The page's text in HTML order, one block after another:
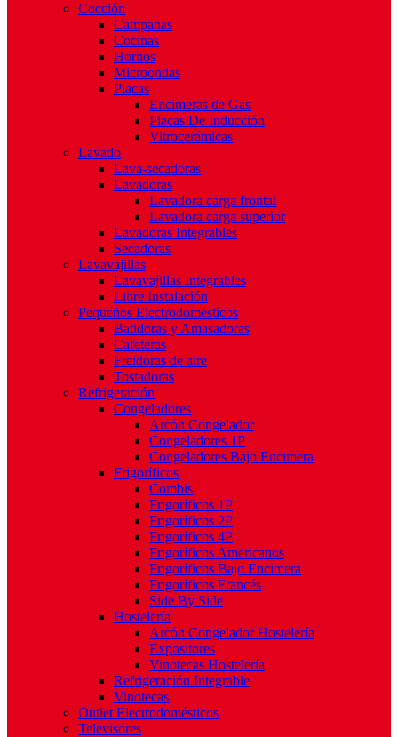
Cocción
Campanas
Cocinas
Hornos
Microondas
Placas
Encimeras de Gas
Placas De Inducción
Vitrocerámicas
Lavado
Lava-secadoras
Lavadoras
Lavadora carga frontal
Lavadora carga superior
Lavadoras Integrables
Secadoras
Lavavajillas
Lavavajillas Integrables
Libre Instalación
Pequeños Electrodomésticos
Batidoras y Amasadoras
Cafeteras
Freidoras de aire
Tostadoras
Refrigeración
Congeladores
Arcón Congelador
Congeladores 1P
Congeladores Bajo Encimera
Frigoríficos
Combis
Frigoríficos 1P
Frigoríficos 2P
Frigoríficos 4P
Frigoríficos Americanos
Frigoríficos Bajo Encimera
Frigoríficos Francés
Side By Side
Hostelería
Arcón Congelador Hostelería
Expositores
Vinotecas Hostelería
Refrigeración Integrable
Vinotecas
Outlet Electrodomésticos
Televisores